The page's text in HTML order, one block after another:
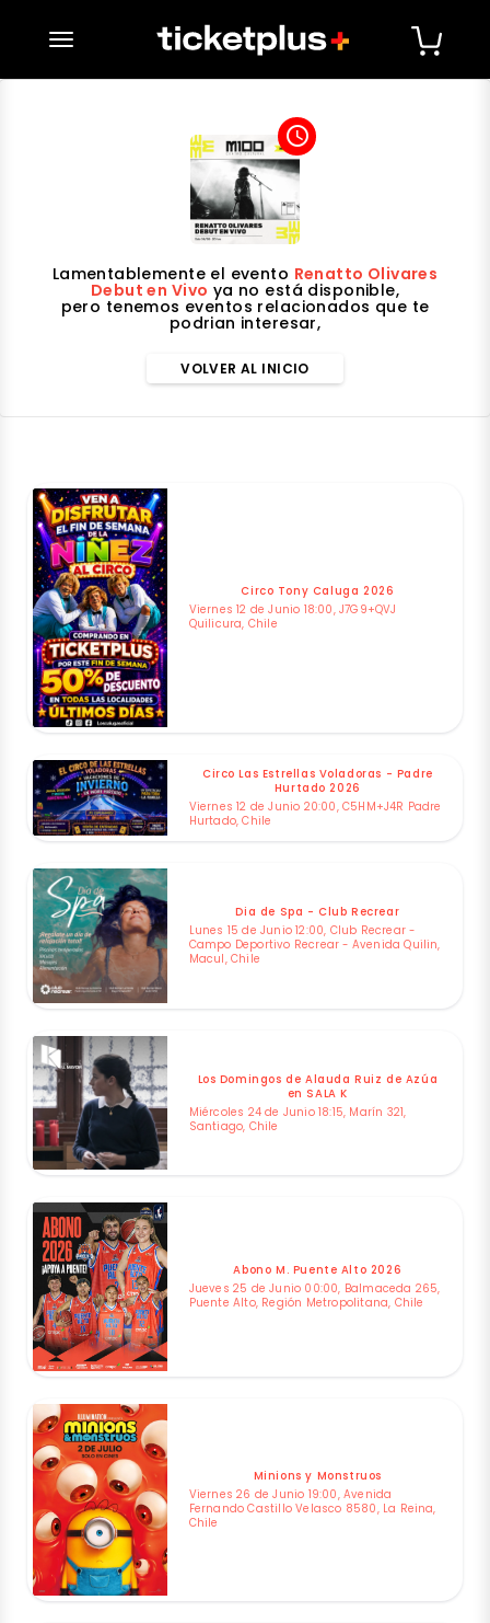
desplegar navegación
access_time
Lamentablemente el evento Renatto Olivares
Debut en Vivo ya no está disponible,
pero tenemos eventos relacionados que te
podrian interesar,
VOLVER AL INICIO
Circo Tony Caluga 2026
Viernes 12 de Junio 18:00, J7G9+QVJ
Quilicura, Chile
Circo Las Estrellas Voladoras - Padre
Hurtado 2026
Viernes 12 de Junio 20:00, C5HM+J4R Padre
Hurtado, Chile
Dia de Spa - Club Recrear
Lunes 15 de Junio 12:00, Club Recrear -
Campo Deportivo Recrear - Avenida Quilin,
Macul, Chile
Los Domingos de Alauda Ruiz de Azúa
en SALA K
Miércoles 24 de Junio 18:15, Marín 321,
Santiago, Chile
Abono M. Puente Alto 2026
Jueves 25 de Junio 00:00, Balmaceda 265,
Puente Alto, Región Metropolitana, Chile
Minions y Monstruos
Viernes 26 de Junio 19:00, Avenida
Fernando Castillo Velasco 8580, La Reina,
Chile